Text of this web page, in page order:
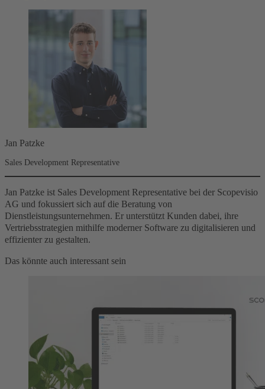
Jan Patzke
Sales Development Representative
Jan Patzke ist Sales Development Representative bei der Scopevisio
AG und fokussiert sich auf die Beratung von
Dienstleistungsunternehmen. Er unterstützt Kunden dabei, ihre
Vertriebsstrategien mithilfe moderner Software zu digitalisieren und
effizienter zu gestalten.
Das könnte auch interessant sein